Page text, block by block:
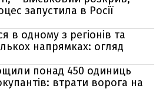
запустила в Росії
в одному з регіонів та
напрямках: огляд
понад 450 одиниць
втрати ворога на